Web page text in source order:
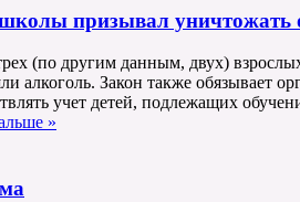
призывал уничтожать
(по другим данным, двух)
алкоголь. Закон также обязывает
учет детей, подлежащих
»